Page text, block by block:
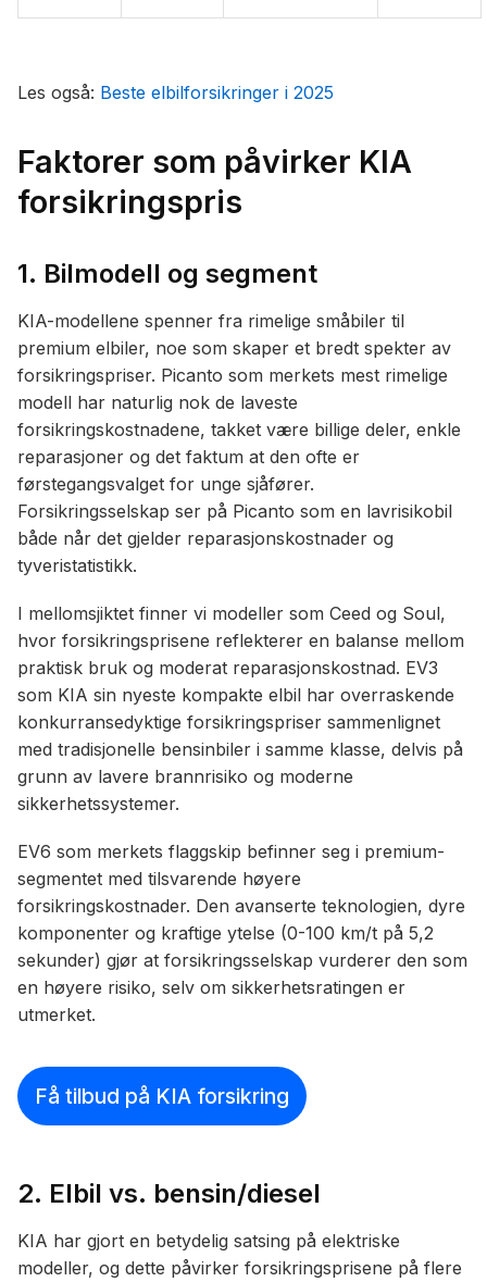
Les også: Beste elbilforsikringer i 2025
Faktorer som påvirker KIA
forsikringspris
1. Bilmodell og segment
KIA-modellene spenner fra rimelige småbiler til
premium elbiler, noe som skaper et bredt spekter av
forsikringspriser. Picanto som merkets mest rimelige
modell har naturlig nok de laveste
forsikringskostnadene, takket være billige deler, enkle
reparasjoner og det faktum at den ofte er
førstegangsvalget for unge sjåfører.
Forsikringsselskap ser på Picanto som en lavrisikobil
både når det gjelder reparasjonskostnader og
tyveristatistikk.
I mellomsjiktet finner vi modeller som Ceed og Soul,
hvor forsikringsprisene reflekterer en balanse mellom
praktisk bruk og moderat reparasjonskostnad. EV3
som KIA sin nyeste kompakte elbil har overraskende
konkurransedyktige forsikringspriser sammenlignet
med tradisjonelle bensinbiler i samme klasse, delvis på
grunn av lavere brannrisiko og moderne
sikkerhetssystemer.
EV6 som merkets flaggskip befinner seg i premium-
segmentet med tilsvarende høyere
forsikringskostnader. Den avanserte teknologien, dyre
komponenter og kraftige ytelse (0-100 km/t på 5,2
sekunder) gjør at forsikringsselskap vurderer den som
en høyere risiko, selv om sikkerhetsratingen er
utmerket.
Få tilbud på KIA forsikring
2. Elbil vs. bensin/diesel
KIA har gjort en betydelig satsing på elektriske
modeller, og dette påvirker forsikringsprisene på flere